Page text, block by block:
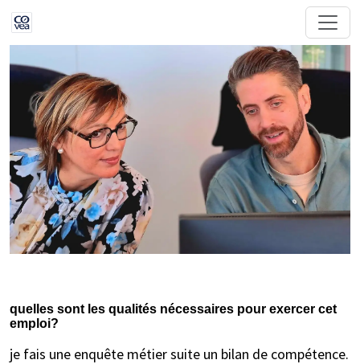
quelles sont les qualités nécessaires pour exercer cet
emploi?
je fais une enquête métier suite un bilan de compétence.